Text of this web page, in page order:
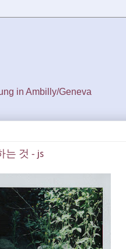
in Ambilly/Geneva
는 것 - js